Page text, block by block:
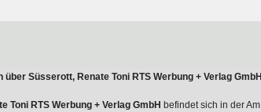
über Süsserott, Renate Toni RTS Werbung + Verlag GmbH
Toni RTS Werbung + Verlag GmbH befindet sich in der